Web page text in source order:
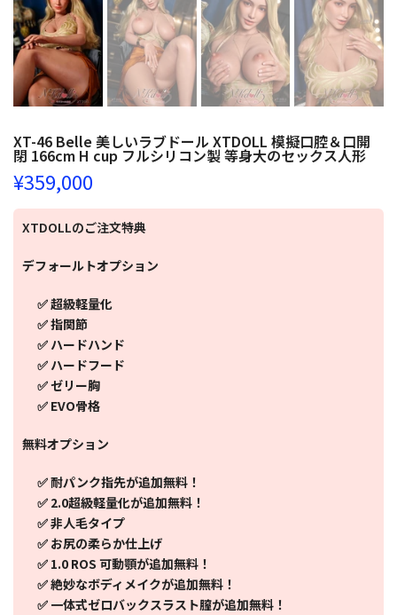
XT-46 Belle 美しいラブドール XTDOLL 模擬口腔＆口開
閉 166cm H cup フルシリコン製 等身大のセックス人形
¥359,000
XTDOLLのご注文特典
デフォールトオプション
✅ 超級軽量化
✅ 指関節
✅ ハードハンド
✅ ハードフード
✅ ゼリー胸
✅ EVO骨格
無料オプション
✅ 耐パンク指先が追加無料！
✅ 2.0超級軽量化が追加無料！
✅ 非人毛タイプ
✅ お尻の柔らか仕上げ
✅ 1.0 ROS 可動顎が追加無料！
✅ 絶妙なボディメイクが追加無料！
✅ 一体式ゼロバックスラスト膣が追加無料！